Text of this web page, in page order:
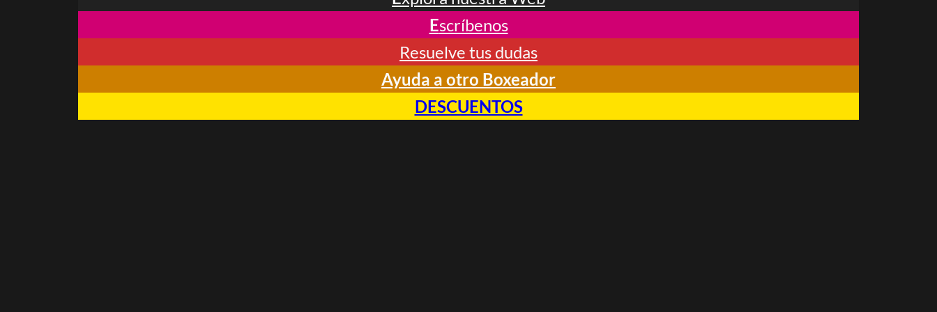
Escríbenos
Resuelve tus dudas
Ayuda a otro Boxeador
DESCUENTOS